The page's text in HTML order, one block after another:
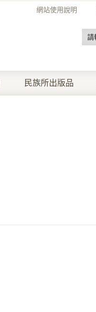
網站使用說明
民族所出版品